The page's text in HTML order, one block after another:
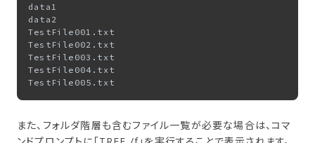
data1
data2
TestFile001.txt
TestFile002.txt
TestFile003.txt
TestFile004.txt
また、フォルダ階層も含むファイル一覧が必要な場合は、コマ